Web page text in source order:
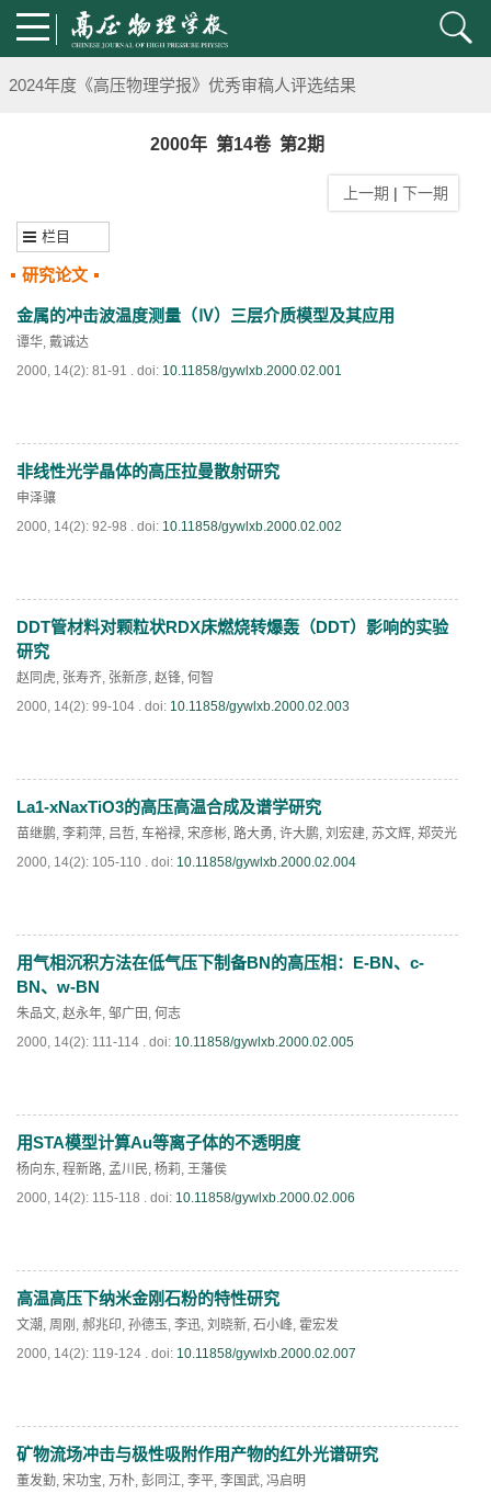
第五届高压科学卓越青年学者评选通知
2024年度《高压物理学报》优秀审稿人评选结果
2024年上海光源同步辐射大压机实验技术培训班通知
《高压物理学报》将于2025年1月由双月刊变更为月刊
动载下材料物性机器学习与高通量研究专刊征稿启事
《高压物理学报》第二届青年编委会招募启事
《高压物理学报》2023年度优秀审稿人和优秀论文评选结果
第二十一届中国高压科学学术会议第一轮通知
通知
2000年 第14卷 第2期
上一期 | 下一期
栏目
研究论文
金属的冲击波温度测量（Ⅳ）三层介质模型及其应用
谭华, 戴诚达
2000, 14(2): 81-91 . doi: 10.11858/gywlxb.2000.02.001
PDF 743)
非线性光学晶体的高压拉曼散射研究
申泽骧
2000, 14(2): 92-98 . doi: 10.11858/gywlxb.2000.02.002
PDF(620)
DDT管材料对颗粒状RDX床燃烧转爆轰（DDT）影响的实验
研究
赵同虎, 张寿齐, 张新彦, 赵锋, 何智
2000, 14(2): 99-104 . doi: 10.11858/gywlxb.2000.02.003
PDF 736)
La1-xNaxTiO3的高压高温合成及谱学研究
苗继鹏, 李莉萍, 吕哲, 车裕禄, 宋彦彬, 路大勇, 许大鹏, 刘宏建, 苏文辉, 郑荧光
2000, 14(2): 105-110 . doi: 10.11858/gywlxb.2000.02.004
PDF(645)
用气相沉积方法在低气压下制备BN的高压相：E-BN、c-
BN、w-BN
朱品文, 赵永年, 邹广田 , 何志
2000, 14(2): 111-114 . doi: 10.11858/gywlxb.2000.02.005
PDF(698)
用STA模型计算Au等离子体的不透明度
杨向东, 程新路, 孟川民, 杨莉, 王藩侯
2000, 14(2): 115-118 . doi: 10.11858/gywlxb.2000.02.006
PDF 850)
高温高压下纳米金刚石粉的特性研究
文潮, 周刚 , 郝兆印, 孙德玉, 李迅, 刘晓新, 石小峰, 霍宏发
2000, 14(2): 119-124 . doi: 10.11858/gywlxb.2000.02.007
PDF( 678)
矿物流场冲击与极性吸附作用产物的红外光谱研究
董发勤, 宋功宝, 万朴, 彭同江, 李平, 李国武, 冯启明